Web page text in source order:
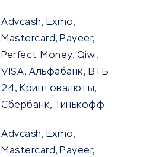
Advcash, Exmo,
Mastercard, Payeer,
Perfect Money, Qiwi,
VISA, Альфабанк, ВТБ
24, Криптовалюты,
Сбербанк, Тинькофф
Advcash, Exmo,
Mastercard, Payeer,